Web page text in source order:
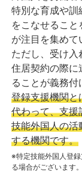
特別な育成や訓
をこなせるこ
が注目を集めて
ただし、受け入
住居契約の際に
ることが義務付
登録支援機関と
代わって、支援
技能外国人の活
する機関です。
※特定技能外国人登
る場合がございます。